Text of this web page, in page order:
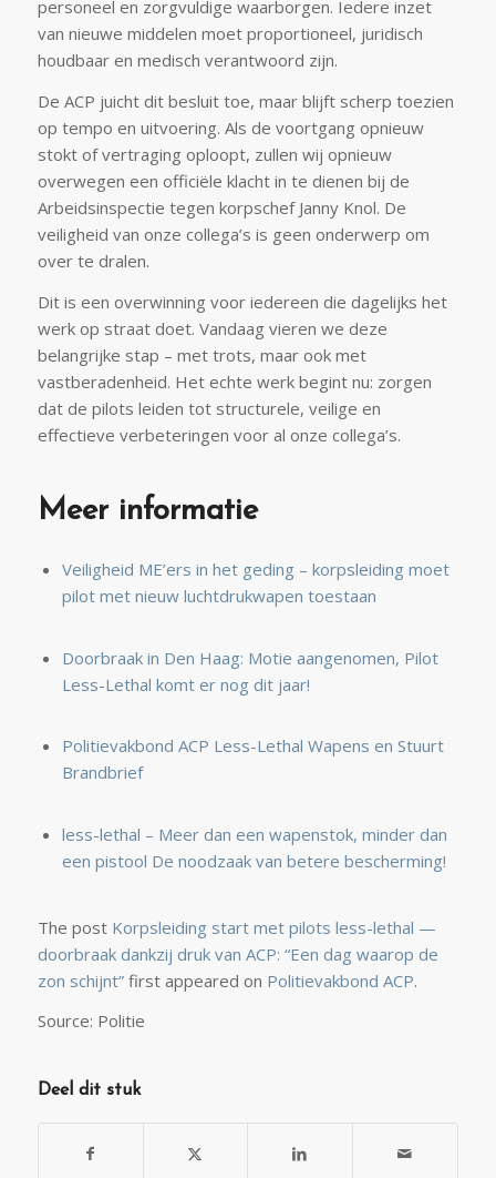
personeel en zorgvuldige waarborgen. Iedere inzet
van nieuwe middelen moet proportioneel, juridisch
houdbaar en medisch verantwoord zijn.
De ACP juicht dit besluit toe, maar blijft scherp toezien
op tempo en uitvoering. Als de voortgang opnieuw
stokt of vertraging oploopt, zullen wij opnieuw
overwegen een officiële klacht in te dienen bij de
Arbeidsinspectie tegen korpschef Janny Knol. De
veiligheid van onze collega’s is geen onderwerp om
over te dralen.
Dit is een overwinning voor iedereen die dagelijks het
werk op straat doet. Vandaag vieren we deze
belangrijke stap – met trots, maar ook met
vastberadenheid. Het echte werk begint nu: zorgen
dat de pilots leiden tot structurele, veilige en
effectieve verbeteringen voor al onze collega’s.
Meer informatie
Veiligheid ME’ers in het geding – korpsleiding moet
pilot met nieuw luchtdrukwapen toestaan
Doorbraak in Den Haag: Motie aangenomen, Pilot
Less-Lethal komt er nog dit jaar!
Politievakbond ACP Less-Lethal Wapens en Stuurt
Brandbrief
less-lethal – Meer dan een wapenstok, minder dan
een pistool De noodzaak van betere bescherming!
The post Korpsleiding start met pilots less-lethal —
doorbraak dankzij druk van ACP: “Een dag waarop de
zon schijnt”first appeared on Politievakbond ACP.
Source: Politie
Deel dit stuk